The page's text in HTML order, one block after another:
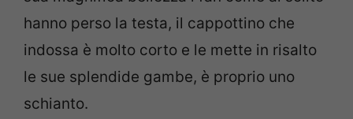
hanno perso la testa, il cappottino che
indossa è molto corto e le mette in risalto
le sue splendide gambe, è proprio uno
schianto.